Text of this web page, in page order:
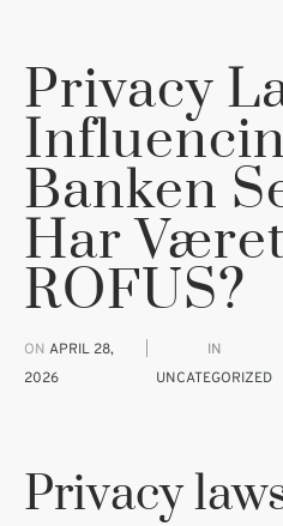
Privacy
Banken
Har
ROFUS?
ON APRIL 28,
2026
IN
UNCATEGORIZED
Privacy